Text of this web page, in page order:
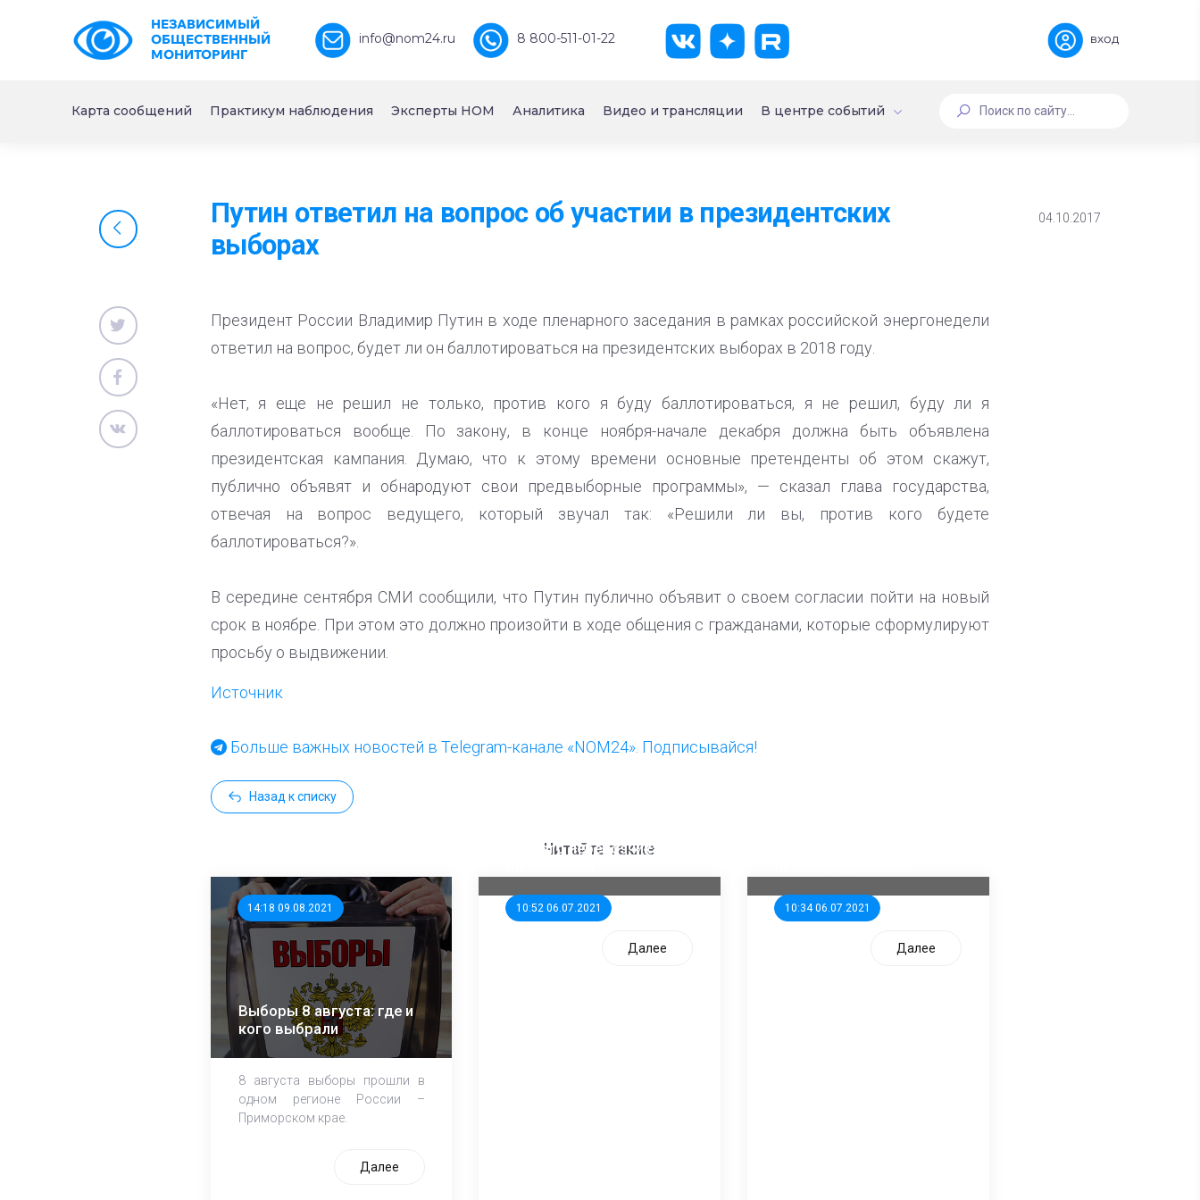
НЕЗАВИСИМЫЙ
ОБЩЕСТВЕННЫЙ
МОНИТОРИНГ
info@nom24.ru 8 800-511-01-22 вход
Карта сообщений Практикум наблюдения Эксперты НОМ Аналитика Видео и трансляции В центре событий
Путин ответил на вопрос об участии в президентских
выборах
04.10.2017
Президент России Владимир Путин в ходе пленарного заседания в рамках российской энергонедели
ответил на вопрос, будет ли он баллотироваться на президентских выборах в 2018 году.
«Нет, я еще не решил не только, против кого я буду баллотироваться, я не решил, буду ли я
баллотироваться вообще. По закону, в конце ноября-начале декабря должна быть объявлена
президентская кампания. Думаю, что к этому времени основные претенденты об этом скажут,
публично объявят и обнародуют свои предвыборные программы», — сказал глава государства,
отвечая на вопрос ведущего, который звучал так: «Решили ли вы, против кого будете
баллотироваться?».
В середине сентября СМИ сообщили, что Путин публично объявит о своем согласии пойти на новый
срок в ноябре. При этом это должно произойти в ходе общения с гражданами, которые сформулируют
просьбу о выдвижении.
Источник
Больше важных новостей в Telegram-канале «NOM24». Подписывайся!
Назад к списку
Читайте также
14:18 09.08.2021
Выборы 8 августа: где и
кого выбрали
8 августа выборы прошли в
одном регионе России –
Приморском крае.
Далее
10:52 06.07.2021
единого перевозчика для
Далее
10:34 06.07.2021
Далее